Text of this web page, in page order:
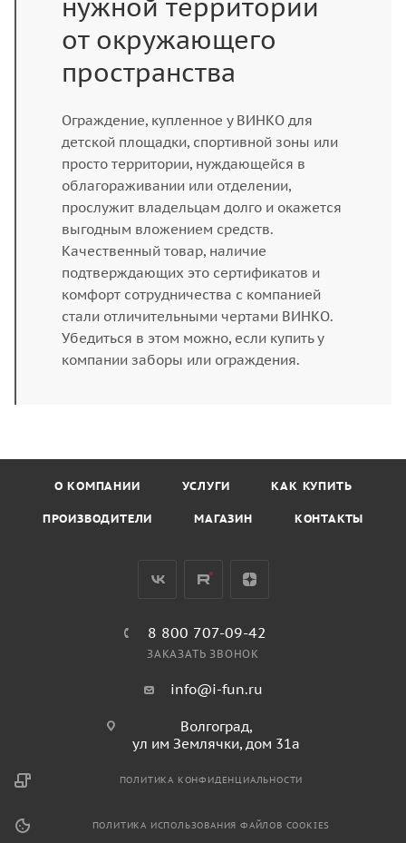
нужной территории
от окружающего
пространства
Ограждение, купленное у ВИНКО для
детской площадки, спортивной зоны или
просто территории, нуждающейся в
облагораживании или отделении,
прослужит владельцам долго и окажется
выгодным вложением средств.
Качественный товар, наличие
подтверждающих это сертификатов и
комфорт сотрудничества с компанией
стали отличительными чертами ВИНКО.
Убедиться в этом можно, если купить у
компании заборы или ограждения.
О КОМПАНИИ УСЛУГИ КАК КУПИТЬ
ПРОИЗВОДИТЕЛИ МАГАЗИН КОНТАКТЫ
8 800 707-09-42
ЗАКАЗАТЬ ЗВОНОК
info@i-fun.ru
Волгоград,
ул им Землячки, дом 31а
ПОЛИТИКА КОНФИДЕНЦИАЛЬНОСТИ
ПОЛИТИКА ИСПОЛЬЗОВАНИЯ ФАЙЛОВ COOKIES